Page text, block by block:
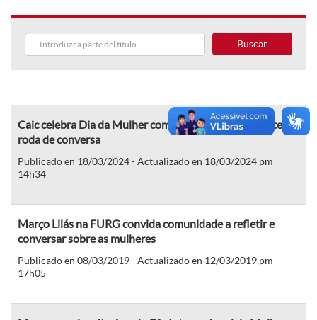
Buscar
Caic celebra Dia da Mulher com campanha beneficente e
roda de conversa
Publicado en 18/03/2024 - Actualizado en 18/03/2024 pm
14h34
Março Lilás na FURG convida comunidade a refletir e
conversar sobre as mulheres
Publicado en 08/03/2019 - Actualizado en 12/03/2019 pm
17h05